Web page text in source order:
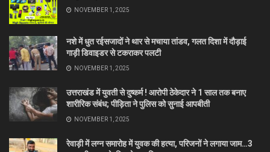
NOVEMBER 1, 2025
नशे में धुत रईसजादों ने थार से मचाया तांडव, गलत दिशा में दौड़ाई
गाड़ी डिवाइडर से टकराकर पलटी
NOVEMBER 1, 2025
उत्तराखंड में युवती से दुष्कर्म ! आरोपी ठेकेदार ने 1 साल तक बनाए
शारीरिक संबंध; पीड़िता ने पुलिस को सुनाई आपबीती
NOVEMBER 1, 2025
रेवाड़ी में लग्न समारोह में युवक की हत्या, परिजनों ने लगाया जाम…3